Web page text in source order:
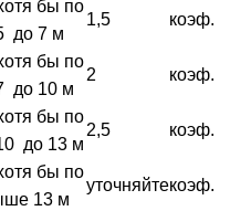
бы по
до 7 м
1,5 коэф.
бы по
до 10 м
2 коэф.
бы по
до 13 м
2,5 коэф.
бы по
13 м
уточняйтекоэф.